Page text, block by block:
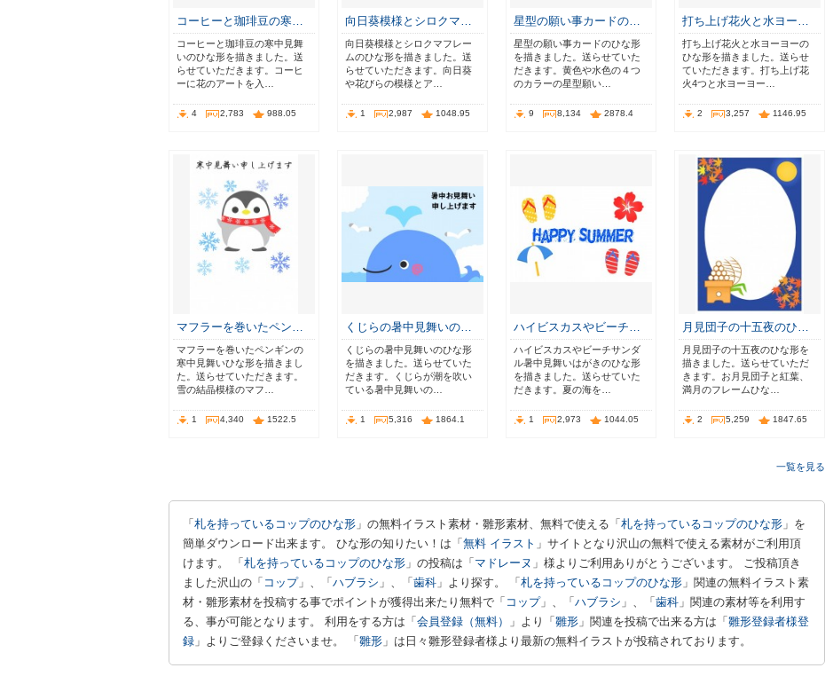
コーヒーと珈琲豆の寒…
コーヒーと珈琲豆の寒中見舞
いのひな形を描きました。送
らせていただきます。コーヒ
ーに花のアートを入…
4 2,783 988.05
向日葵模様とシロクマ…
向日葵模様とシロクマフレー
ムのひな形を描きました。送
らせていただきます。向日葵
や花びらの模様とア…
1 2,987 1048.95
星型の願い事カードの…
星型の願い事カードのひな形
を描きました。送らせていた
だきます。黄色や水色の４つ
のカラーの星型願い…
9 8,134 2878.4
打ち上げ花火と水ヨー…
打ち上げ花火と水ヨーヨーの
ひな形を描きました。送らせ
ていただきます。打ち上げ花
火4つと水ヨーヨー…
2 3,257 1146.95
マフラーを巻いたペン…
マフラーを巻いたペンギンの
寒中見舞いひな形を描きまし
た。送らせていただきます。
雪の結晶模様のマフ…
1 4,340 1522.5
くじらの暑中見舞いの…
くじらの暑中見舞いのひな形
を描きました。送らせていた
だきます。くじらが潮を吹い
ている暑中見舞いの…
1 5,316 1864.1
ハイビスカスやビーチ…
ハイビスカスやビーチサンダ
ル暑中見舞いはがきのひな形
を描きました。送らせていた
だきます。夏の海を…
1 2,973 1044.05
月見団子の十五夜のひ…
月見団子の十五夜のひな形を
描きました。送らせていただ
きます。お月見団子と紅葉、
満月のフレームひな…
2 5,259 1847.65
一覧を見る
「 札を持っているコップのひな形 」の無料イラスト素材・雛形素材、無料で使える「 札を持っているコップのひな形 」を
簡単ダウンロード出来ます。 ひな形の知りたい！は「 無料 イラスト 」サイトとなり沢山の無料で使える素材がご利用頂
けます。 「 札を持っているコップのひな形 」の投稿は「 マドレーヌ 」様よりご利用ありがとうございます。 ご投稿頂き
ました沢山の「 コップ」、「 ハブラシ 」、「 歯科 」より探す。 「 札を持っているコップのひな形 」関連の無料イラスト素
材・雛形素材を投稿する事でポイントが獲得出来たり無料で「 コップ」、「 ハブラシ 」、「 歯科 」関連の素材等を利用す
る、事が可能となります。 利用をする方は「 会員登録（無料） 」より「 雛形 」関連を投稿で出来る方は「 雛形登録者様登
録 」よりご登録くださいませ。 「 雛形 」は日々雛形登録者様より最新の無料イラストが投稿されております。